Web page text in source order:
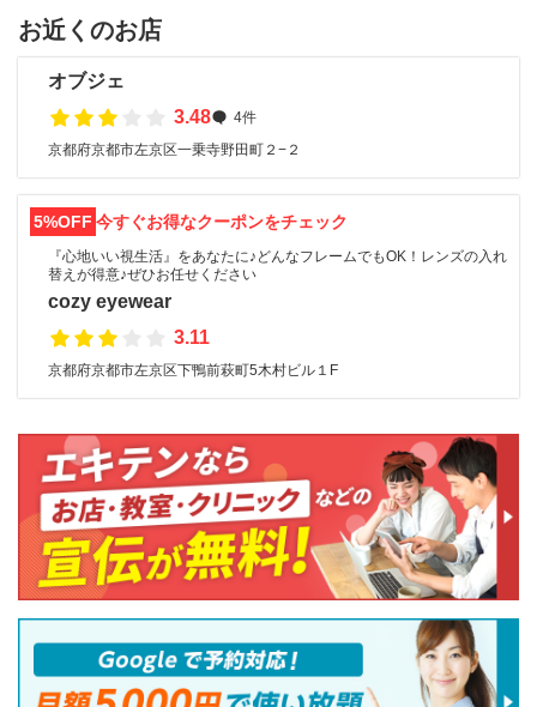
お近くのお店
オブジェ
3.48
4件
京都府京都市左京区一乗寺野田町２−２
5%OFF 今すぐお得なクーポンをチェック
『心地いい視生活』をあなたに♪どんなフレームでもOK！レンズの入れ
替えが得意♪ぜひお任せください
cozy eyewear
3.11
京都府京都市左京区下鴨前萩町5木村ビル１F